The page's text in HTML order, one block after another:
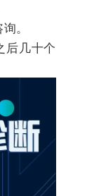
。
后几十个